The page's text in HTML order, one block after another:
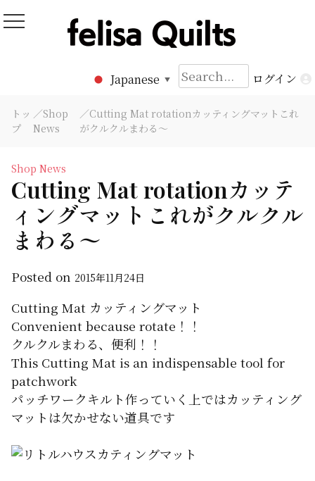
to
Felisa Quilts
パッチワークキルト Felisa Quilts
Japanese ▼
検
索:
ログイン
トッ
プ
／Shop
News
／Cutting Mat rotationカッティングマットこれ
がクルクルまわる〜
Shop News
Cutting Mat rotationカッテ
ィングマットこれがクルクル
まわる〜
Posted on 2015年11月24日
Cutting Mat カッティングマット
Convenient because rotate！！
クルクルまわる、便利！！
This Cutting Mat is an indispensable tool for
patchwork
パッチワークキルト作っていく上ではカッティング
マットは欠かせない道具です